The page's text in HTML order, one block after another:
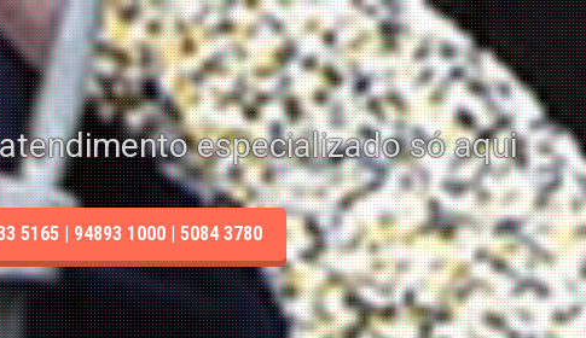
especializado só aqui
5165 | 94893 1000 | 5084 3780